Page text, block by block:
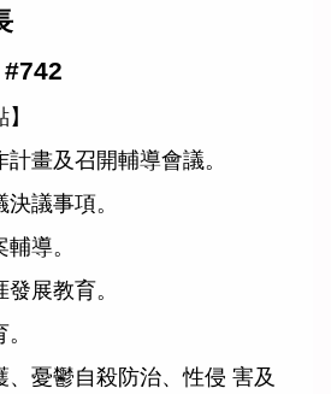
畫及召開輔導會議。
議事項。
導。
展教育。
、憂鬱自殺防治、性侵 害及